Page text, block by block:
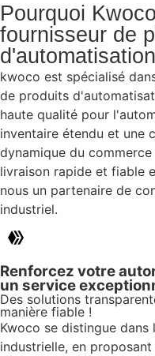
Pourquoi
fournisseur de
kwoco est spécialisé
de produits
haute qualité pour
inventaire étendu et une
dynamique du
livraison rapide et fiable
nous un partenaire de
industriel.
Renforcez votre
un service
Des solutions
manière fiable !
Kwoco se distingue
industrielle, en